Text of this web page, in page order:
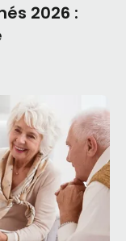
2026 :